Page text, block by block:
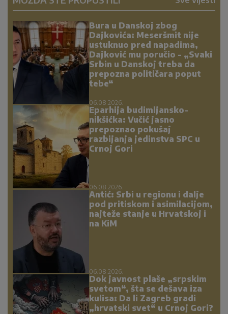
Bura u Danskoj zbog
Dajkovića: Meseršmit nije
ustuknuo pred napadima,
Dajković mu poručio - „Svaki
Srbin u Danskoj treba da
prepozna političara poput
tebe“
06.08.2026.
Eparhija budimljansko-
nikšićka: Vučić jasno
prepoznao pokušaj
razbijanja jedinstva SPC u
Crnoj Gori
06.08.2026.
Antić: Srbi u regionu i dalje
pod pritiskom i asimilacijom,
najteže stanje u Hrvatskoj i
na KiM
06.08.2026.
Dok javnost plaše „srpskim
svetom“, šta se dešava iza
kulisa: Da li Zagreb gradi
„hrvatski svet“ u Crnoj Gori?